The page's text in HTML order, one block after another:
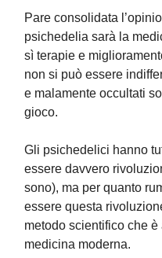
Pare consolidata
psichedelia sarà la
sì terapie e
non si può essere
e malamente occultati
gioco.
Gli psichedelici hanno
essere davvero
sono), ma per quanto
essere questa
metodo scientifico che
medicina moderna.